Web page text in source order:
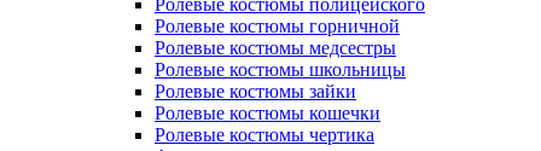
Ролевые костюмы полицейского
Ролевые костюмы горничной
Ролевые костюмы медсестры
Ролевые костюмы школьницы
Ролевые костюмы зайки
Ролевые костюмы кошечки
Ролевые костюмы чертика